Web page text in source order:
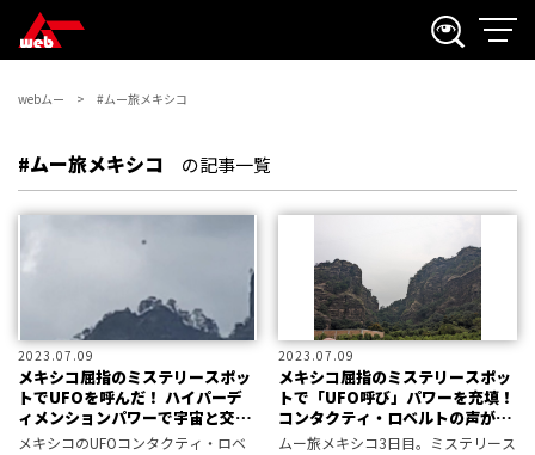
webムー #ムー旅メキシコ
#ムー旅メキシコ の記事一覧
2023.07.09
メキシコ屈指のミステリースポッ
トでUFOを呼んだ！ ハイパーデ
ィメンションパワーで宇宙と交信
体験／ムー旅メキシコ日報
メキシコのUFOコンタクティ・ロベ
2023.07.09
メキシコ屈指のミステリースポッ
トで「UFO呼び」パワーを充填！
コンタクティ・ロベルトの声が大
地と空を震わせる／ムー旅メキシ
ムー旅メキシコ3日目。ミステリース